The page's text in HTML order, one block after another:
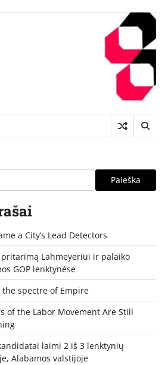
Paieška
a City’s Lead Detectors
Lahmeyeriui ir palaiko
GOP lenktynėse
spectre of Empire
of the Labor Movement Are Still
laimi 2 iš 3 lenktynių
Alabamos valstijoje